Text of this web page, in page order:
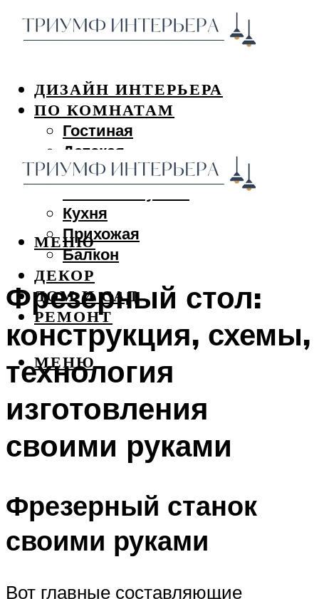
ДИЗАЙН ИНТЕРЬЕРА
ПО КОМНАТАМ
Гостиная
Детская
Спальня
Кухня
Прихожая
Балкон
ДЕКОР
ДОМ И САД
РЕМОНТ
МЕНЮ
МЕНЮ
Фрезерный стол:
конструкция, схемы,
технология
изготовления
своими руками
Фрезерный станок
своими руками
Вот главные составляющие